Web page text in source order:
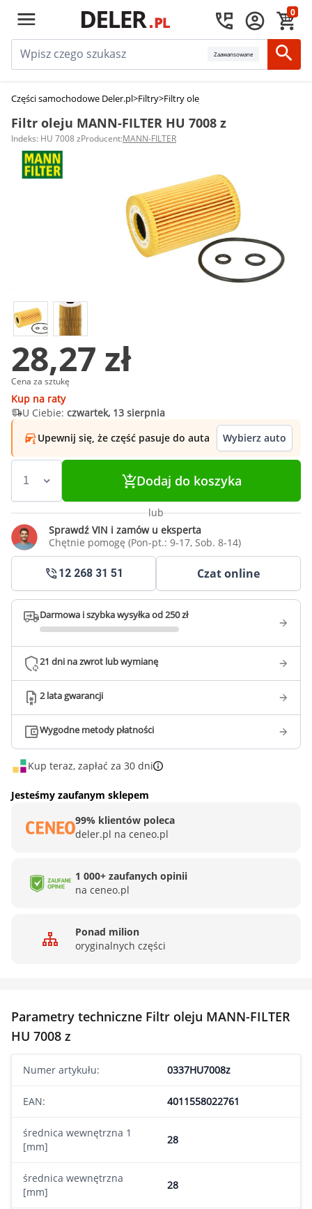
0
Zaawansowane
Części samochodowe Deler.pl>Filtry>Filtry oleju
Filtr oleju MANN-FILTER HU 7008 z
Indeks: HU 7008 zProducent:MANN-FILTER
28,27 zł
Cena za sztukę
Kup na raty
U Ciebie: czwartek, 13 sierpnia
Upewnij się, że część pasuje do auta
Wybierz auto
Dodaj do koszyka
lub
Sprawdź VIN i zamów u eksperta
Chętnie pomogę (Pon-pt.: 9-17, Sob. 8-14)
12 268 31 51 Czat online
Darmowa i szybka wysyłka od 250 zł
21 dni na zwrot lub wymianę
2 lata gwarancji
Wygodne metody płatności
Kup teraz, zapłać za 30 dni
Jesteśmy zaufanym sklepem
99% klientów poleca
deler.pl na ceneo.pl
1 000+ zaufanych opinii
na ceneo.pl
Ponad milion
oryginalnych części
Parametry techniczne Filtr oleju MANN-FILTER
HU 7008 z
Numer artykułu: 0337HU7008z
EAN: 4011558022761
średnica wewnętrzna 1
[mm]
28
średnica wewnętrzna
[mm]
28